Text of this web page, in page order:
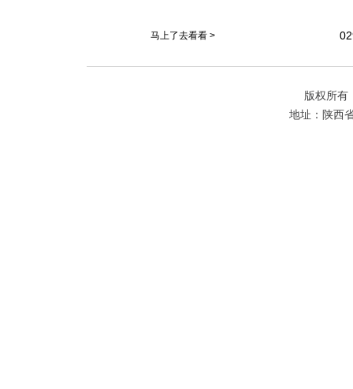
马上了去看看 >
版权所
地址：陕西